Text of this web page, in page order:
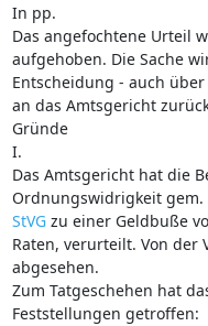
In pp.
Das angefochtene Urteil
aufgehoben. Die Sache
Entscheidung - auch
an das Amtsgericht
Gründe
I.
Das Amtsgericht hat die
Ordnungswidrigkeit gem.
StVGzu einer Geldbuße
Raten, verurteilt. Von der
abgesehen.
Zum Tatgeschehen hat
Feststellungen getroffen: